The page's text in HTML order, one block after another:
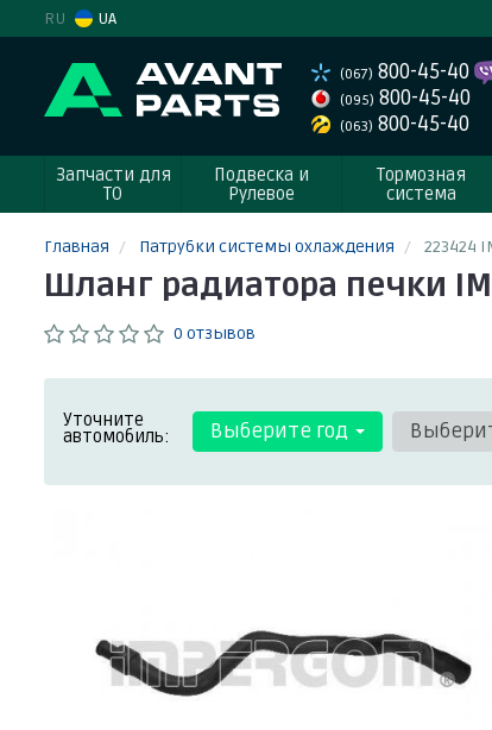
RU UA
(067) 800-45-40
(095) 800-45-40
(063) 800-45-40
Запчасти для
ТО
Подвеска и
Рулевое
Тормозная
система
Главная Патрубки системы охлаждения 223424
Шланг радиатора печки
0 отзывов
Уточните
автомобиль: Выберите год